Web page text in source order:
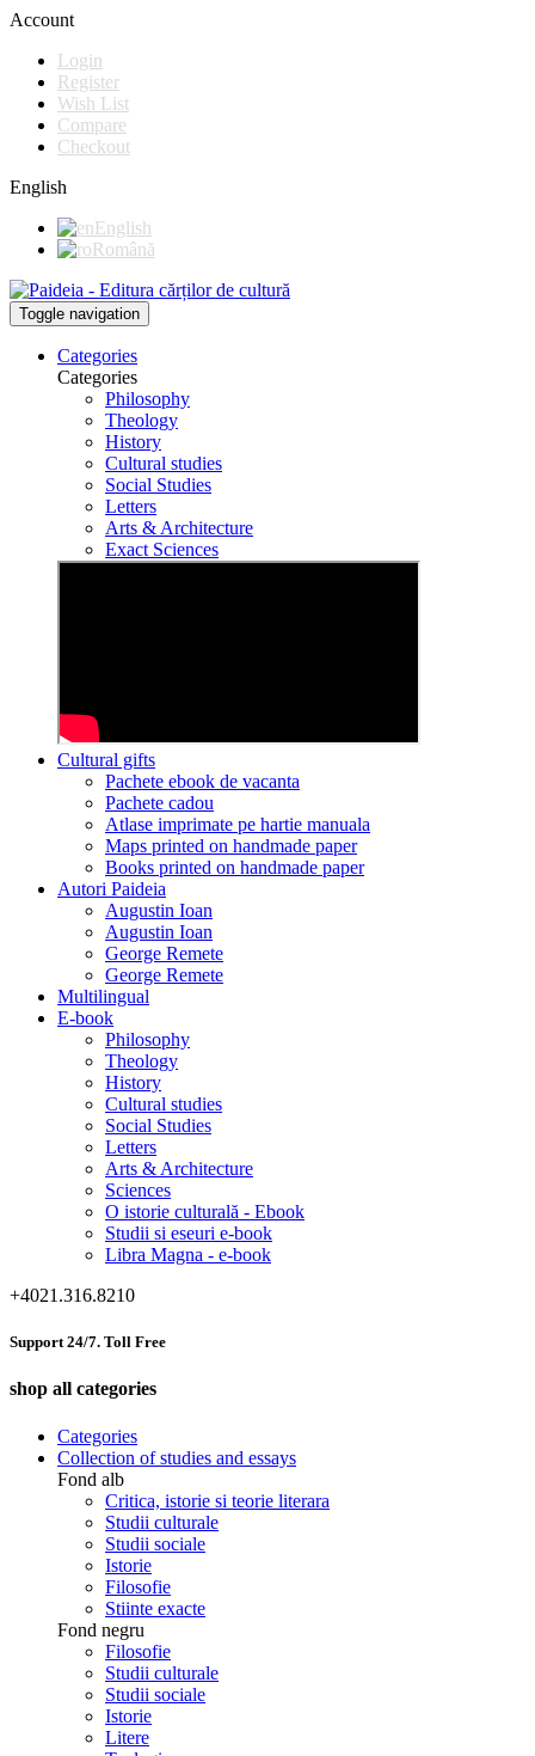
Account
Login
Register
Wish List
Compare
Checkout
English
English
Română
Toggle navigation
Categories
Categories
Philosophy
Theology
History
Cultural studies
Social Studies
Letters
Arts & Architecture
Exact Sciences
Cultural gifts
Pachete ebook de vacanta
Pachete cadou
Atlase imprimate pe hartie manuala
Maps printed on handmade paper
Books printed on handmade paper
Autori Paideia
Augustin Ioan
Augustin Ioan
George Remete
George Remete
Multilingual
E-book
Philosophy
Theology
History
Cultural studies
Social Studies
Letters
Arts & Architecture
Sciences
O istorie culturală - Ebook
Studii si eseuri e-book
Libra Magna - e-book
+4021.316.8210
Support 24/7. Toll Free
shop all categories
Categories
Collection of studies and essays
Fond alb
Critica, istorie si teorie literara
Studii culturale
Studii sociale
Istorie
Filosofie
Stiinte exacte
Fond negru
Filosofie
Studii culturale
Studii sociale
Istorie
Litere